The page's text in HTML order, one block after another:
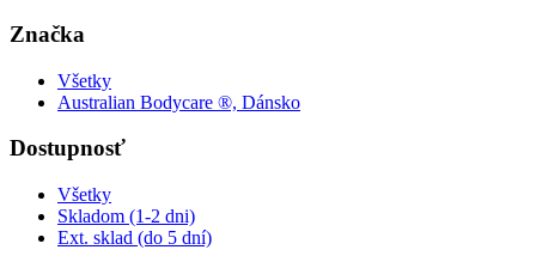
Značka
Všetky
Australian Bodycare ®, Dánsko
Dostupnosť
Všetky
Skladom (1-2 dni)
Ext. sklad (do 5 dní)